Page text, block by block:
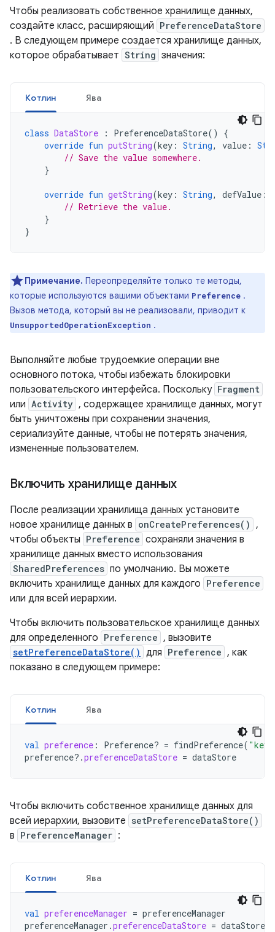
Чтобы реализовать собственное хранилище данных,
создайте класс, расширяющий PreferenceDataStore
. В следующем примере создается хранилище данных,
которое обрабатывает String значения:
Котлин Ява
class DataStore : PreferenceDataStore()
{
override fun putString(key : String, value :
// Save the value somewhere.
}
override fun getString(key : String, defValue :
// Retrieve the value.
}
}
Примечание. Переопределяйте только те методы,
которые используются вашими объектами Preference .
Вызов метода, который вы не реализовали, приводит к
UnsupportedOperationException .
Выполняйте любые трудоемкие операции вне
основного потока, чтобы избежать блокировки
пользовательского интерфейса. Поскольку Fragment
или Activity , содержащее хранилище данных, могут
быть уничтожены при сохранении значения,
сериализуйте данные, чтобы не потерять значения,
измененные пользователем.
Включить хранилище данных
После реализации хранилища данных установите
новое хранилище данных в onCreatePreferences() ,
чтобы объекты Preference сохраняли значения в
хранилище данных вместо использования
SharedPreferences по умолчанию. Вы можете
включить хранилище данных для каждого Preference
или для всей иерархии.
Чтобы включить пользовательское хранилище данных
для определенного Preference , вызовите
setPreferenceDataStore() для Preference , как
показано в следующем примере:
Котлин Ява
val preference : Preference? = findPreference( "key"
preference?.preferenceDataStore = dataStore
Чтобы включить собственное хранилище данных для
всей иерархии, вызовите setPreferenceDataStore()
в PreferenceManager :
Котлин Ява
val preferenceManager = preferenceManager
preferenceManager .preferenceDataStore = dataStore